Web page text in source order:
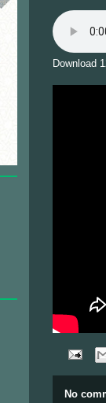
Download
No